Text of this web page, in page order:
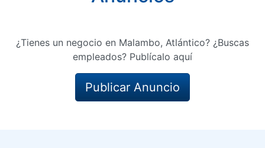
¿Tienes un negocio en Malambo, Atlántico? ¿Buscas
empleados? Publícalo aquí
Publicar Anuncio